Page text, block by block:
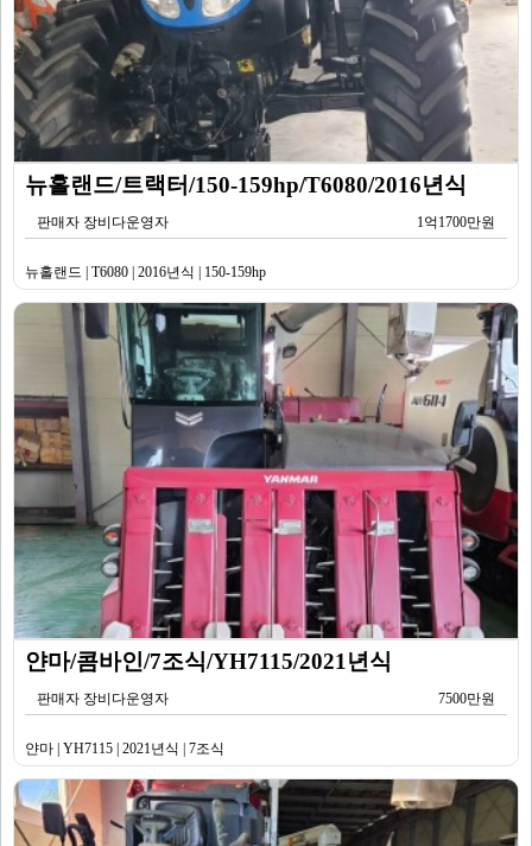
뉴홀랜드/트랙터/150-159hp/T6080/2016년식
판매자 장비다운영자 1억1700만원
뉴홀랜드 | T6080 | 2016년식 | 150-159hp
얀마/콤바인/7조식/YH7115/2021년식
판매자 장비다운영자 7500만원
얀마 | YH7115 | 2021년식 | 7조식